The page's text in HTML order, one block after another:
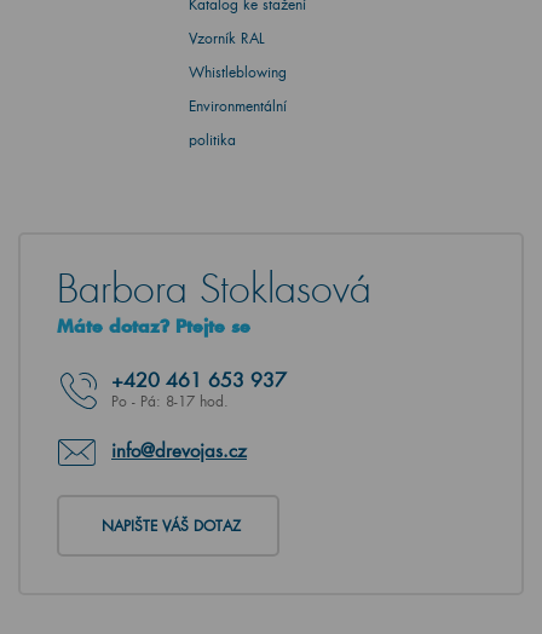
Katalog ke stažení
Vzorník RAL
Whistleblowing
Environmentální
politika
Barbora Stoklasová
Máte dotaz? Ptejte se
+420 461 653 937
Po - Pá: 8-17 hod.
info@drevojas.cz
NAPIŠTE VÁŠ DOTAZ